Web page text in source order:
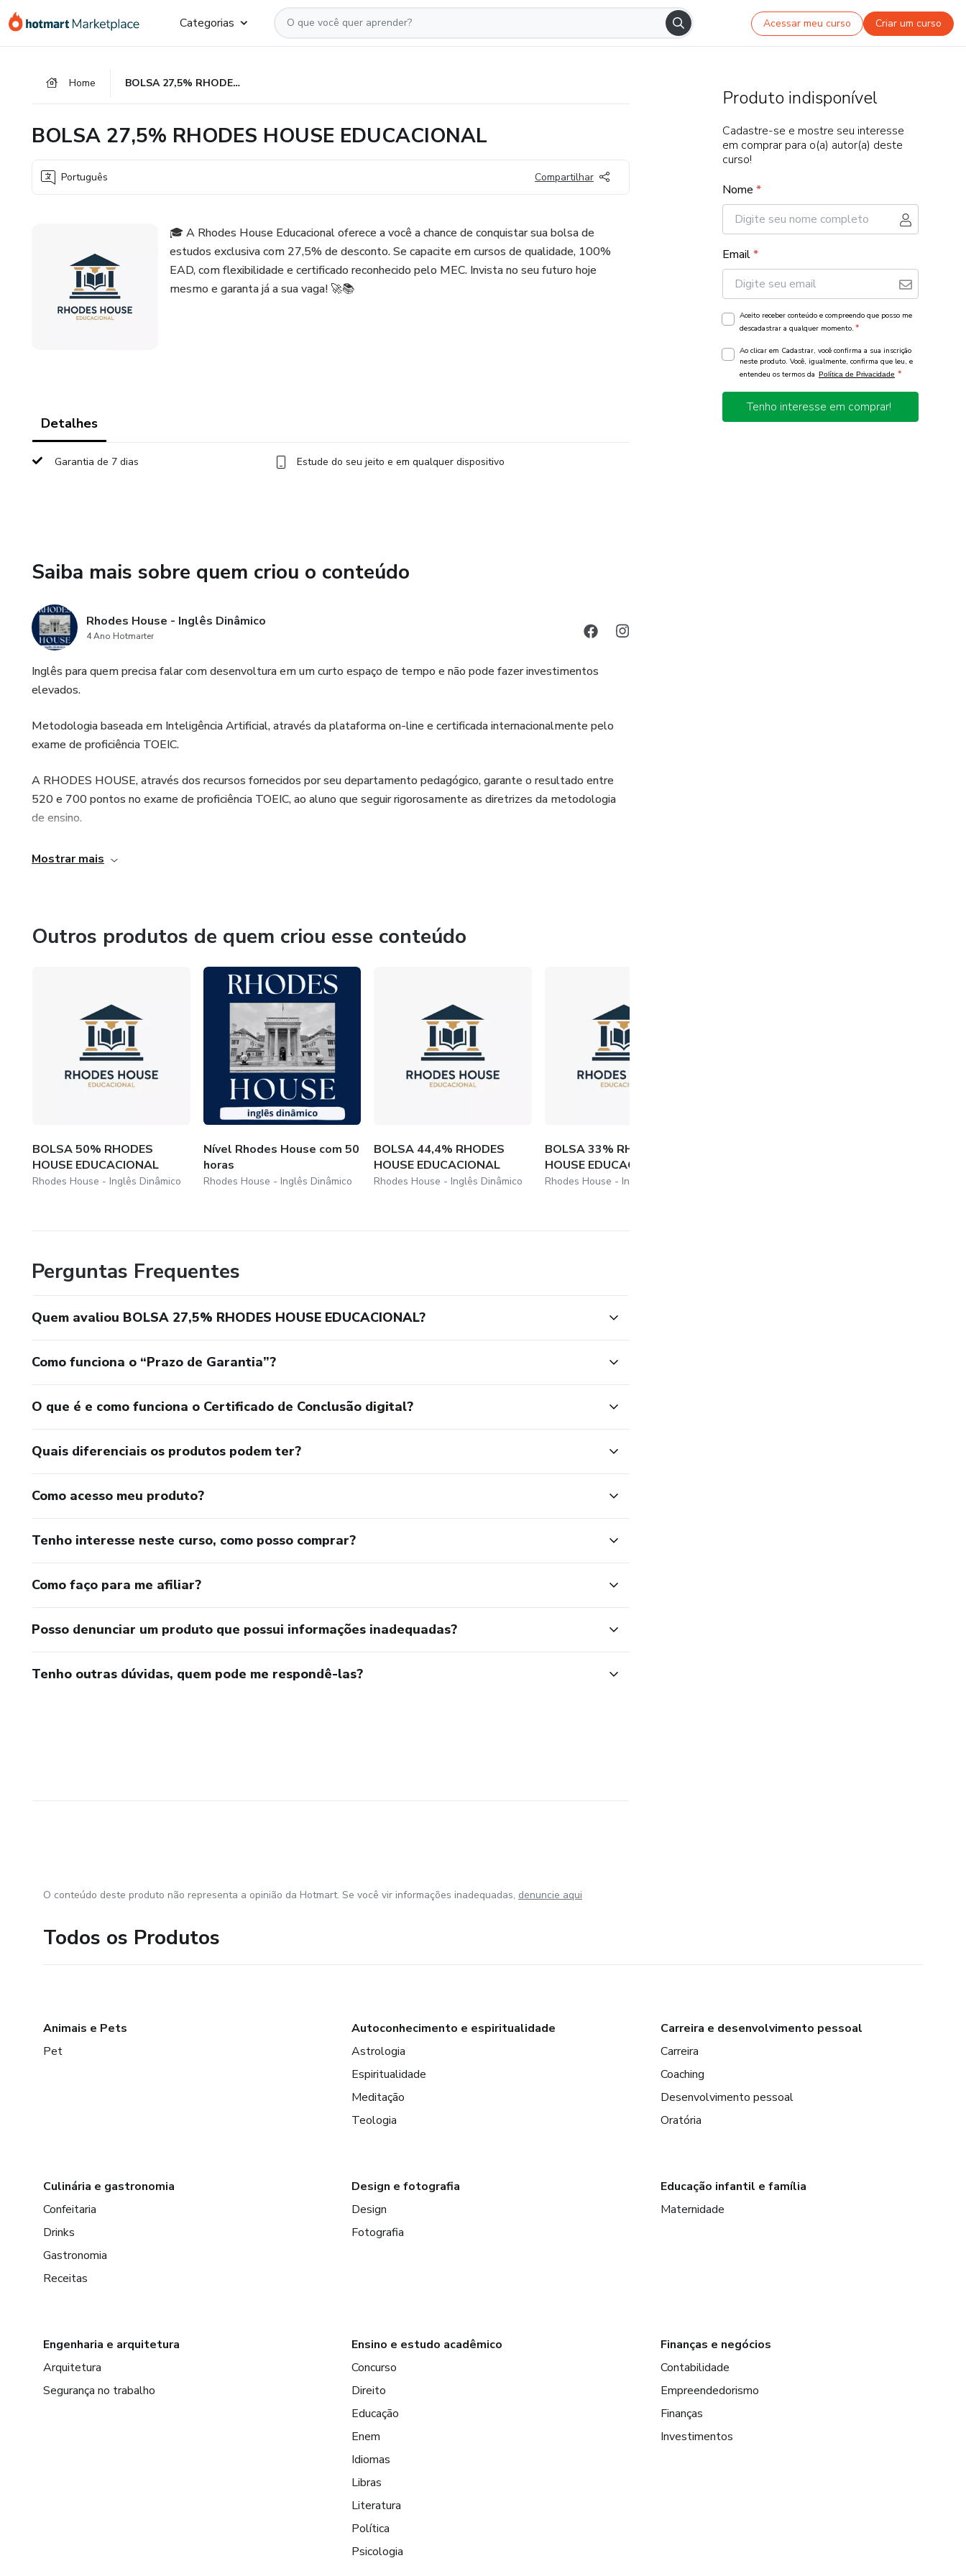
para
para
para
Categorias Acessar meu curso Criar um curso
Home BOLSA 27,5% RHODES HOUSE EDUCACIONAL
BOLSA 27,5% RHODES HOUSE EDUCACIONAL
Português Compartilhar
🎓 A Rhodes House Educacional oferece a você a chance de conquistar sua bolsa de
estudos exclusiva com 27,5% de desconto. Se capacite em cursos de qualidade, 100%
EAD, com flexibilidade e certificado reconhecido pelo MEC. Invista no seu futuro hoje
mesmo e garanta já a sua vaga! 🚀📚
Detalhes
Garantia de 7 dias Estude do seu jeito e em qualquer dispositivo
Saiba mais sobre quem criou o conteúdo
Rhodes House - Inglês Dinâmico
4 Ano Hotmarter
Inglês para quem precisa falar com desenvoltura em um curto espaço de tempo e não pode fazer investimentos
elevados.
Metodologia baseada em Inteligência Artificial, através da plataforma on-line e certificada internacionalmente pelo
exame de proficiência TOEIC.
A RHODES HOUSE, através dos recursos fornecidos por seu departamento pedagógico, garante o resultado entre
520 e 700 pontos no exame de proficiência TOEIC, ao aluno que seguir rigorosamente as diretrizes da metodologia
de ensino.
Início Imediato / Vagas limitadas (sob aprovação para a bolsa) / Garantia de 7 dias / Plataforma de IA avançado /
Mostrar mais
Outros produtos de quem criou esse conteúdo
BOLSA 50% RHODES
HOUSE EDUCACIONAL
Rhodes House - Inglês Dinâmico
Nível Rhodes House com 50
horas
Rhodes House - Inglês Dinâmico
BOLSA 44,4% RHODES
HOUSE EDUCACIONAL
Rhodes House - Inglês Dinâmico
BOLSA 33% RHODES
HOUSE EDUCACIONAL
Rhodes House - Inglês Dinâmico
Perguntas Frequentes
Quem avaliou BOLSA 27,5% RHODES HOUSE EDUCACIONAL?
Como funciona o “Prazo de Garantia”?
O que é e como funciona o Certificado de Conclusão digital?
Quais diferenciais os produtos podem ter?
Como acesso meu produto?
Tenho interesse neste curso, como posso comprar?
Como faço para me afiliar?
Posso denunciar um produto que possui informações inadequadas?
Tenho outras dúvidas, quem pode me respondê-las?
Produto indisponível
Cadastre-se e mostre seu interesse
em comprar para o(a) autor(a) deste
curso!
Nome *
Email*
Aceito receber conteúdo e compreendo que posso me
descadastrar a qualquer momento. *
Ao clicar em Cadastrar, você confirma a sua inscrição
neste produto. Você, igualmente, confirma que leu, e
entendeu os termos da Política de Privacidade *
Tenho interesse em comprar!
O conteúdo deste produto não representa a opinião da Hotmart. Se você vir informações inadequadas, denuncie aqui
Todos os Produtos
Animais e Pets
Pet
Autoconhecimento e espiritualidade
Astrologia
Espiritualidade
Meditação
Teologia
Carreira e desenvolvimento pessoal
Carreira
Coaching
Desenvolvimento pessoal
Oratória
Culinária e gastronomia
Confeitaria
Drinks
Gastronomia
Receitas
Design e fotografia
Design
Fotografia
Educação infantil e família
Maternidade
Engenharia e arquitetura
Arquitetura
Segurança no trabalho
Ensino e estudo acadêmico
Concurso
Direito
Educação
Enem
Idiomas
Libras
Literatura
Política
Psicologia
Finanças e negócios
Contabilidade
Empreendedorismo
Finanças
Investimentos